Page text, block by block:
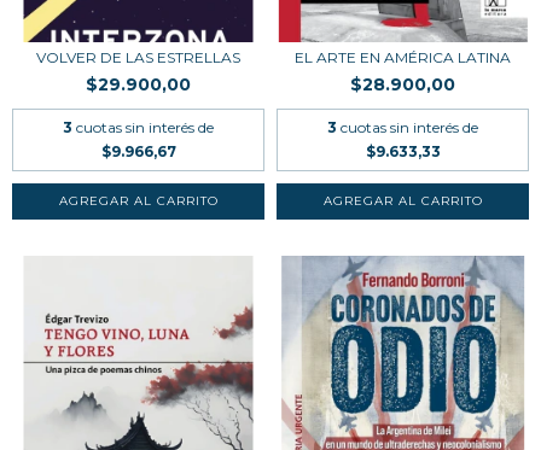
VOLVER DE LAS ESTRELLAS
$29.900,00
3 cuotas sin interés de
$9.966,67
EL ARTE EN AMÉRICA LATINA
$28.900,00
3 cuotas sin interés de
$9.633,33